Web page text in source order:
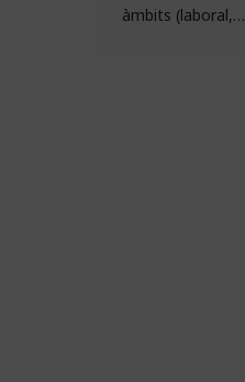
àmbits (laboral,…